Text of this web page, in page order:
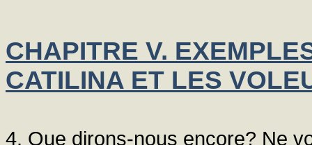
CHAPITRE V.
CATILINA ET LES
4. Que dirons-nous encore? Ne